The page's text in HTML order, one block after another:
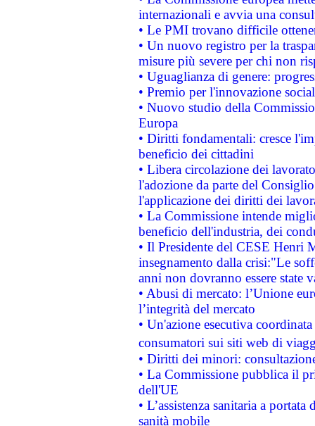
internazionali e avvia una
• Le PMI trovano difficile
• Un nuovo registro per la
misure più severe per chi non
• Uguaglianza di genere:
• Premio per l'innovazione
• Nuovo studio della
Europa
• Diritti fondamentali: cresce
beneficio dei cittadini
• Libera circolazione dei
l'adozione da parte del
l'applicazione dei diritti dei
• La Commissione intende
beneficio dell'industria, dei
• Il Presidente del CESE Henri
insegnamento dalla crisi:"Le
anni non dovranno essere state
• Abusi di mercato: l’Unione
l’integrità del mercato
• Un'azione esecutiva
consumatori sui siti web di
• Diritti dei minori:
• La Commissione pubblica il
dell'UE
• L’assistenza sanitaria a
sanità mobile